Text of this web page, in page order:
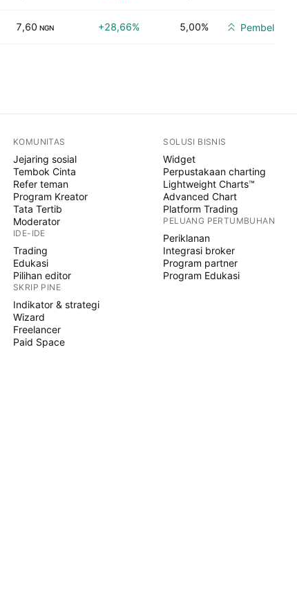
7,60 NGN +28,66% 5,00% Pembelian
KOMUNITAS
Jejaring sosial
Tembok Cinta
Refer teman
Program Kreator
Tata Tertib
Moderator
IDE-IDE
Trading
Edukasi
Pilihan editor
SKRIP PINE
Indikator & strategi
Wizard
Freelancer
Paid Space
SOLUSI BISNIS
Widget
Perpustakaan charting
Lightweight Charts™
Advanced Chart
Platform Trading
PELUANG PERTUMBUHAN
Periklanan
Integrasi broker
Program partner
Program Edukasi